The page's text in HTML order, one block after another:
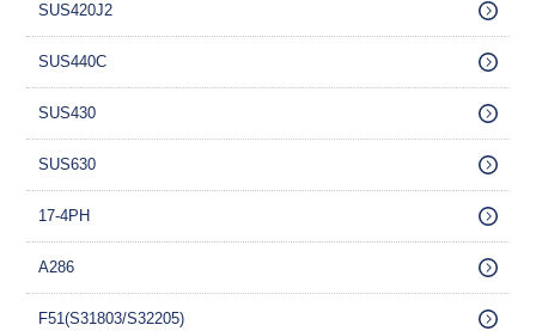
SUS420J2
SUS440C
SUS430
SUS630
17-4PH
A286
F51(S31803/S32205)